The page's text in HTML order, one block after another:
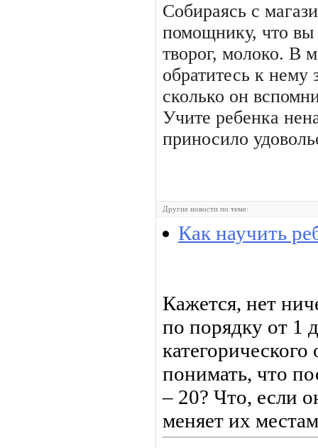
Собираясь с
помощнику, что вы
творог, молоко. В
обратитесь к
сколько он
Учите ребенка
приносило
Другие новости по теме:
Как научить
Кажется, нет
по порядку от 1
понимать, что
– 20? Что, если
меняет их